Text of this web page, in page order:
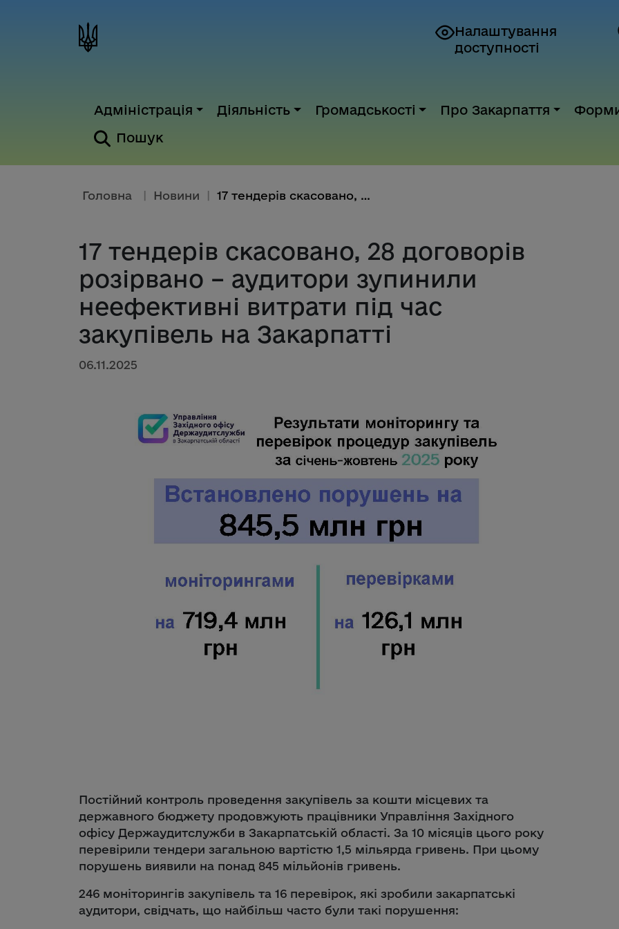
Налаштування
доступності
Адміністрація Діяльність Громадськості Про Закарпаття
Пошук
Головна Новини 17 тендерів скасовано, 28 дого...
17 тендерів скасовано, 28 договорів
розірвано – аудитори зупинили
неефективні витрати під час
закупівель на Закарпатті
06.11.2025
Постійний контроль проведення закупівель за кошти місцевих та
державного бюджету продовжують працівники Управління Західного
офісу Держаудитслужби в Закарпатській області. За 10 місяців цього року
перевірили тендери загальною вартістю 1,5 мільярда гривень. При цьому
порушень виявили на понад 845 мільйонів гривень.
246 моніторингів закупівель та 16 перевірок, які зробили закарпатські
аудитори, свідчать, що найбільш часто були такі порушення: